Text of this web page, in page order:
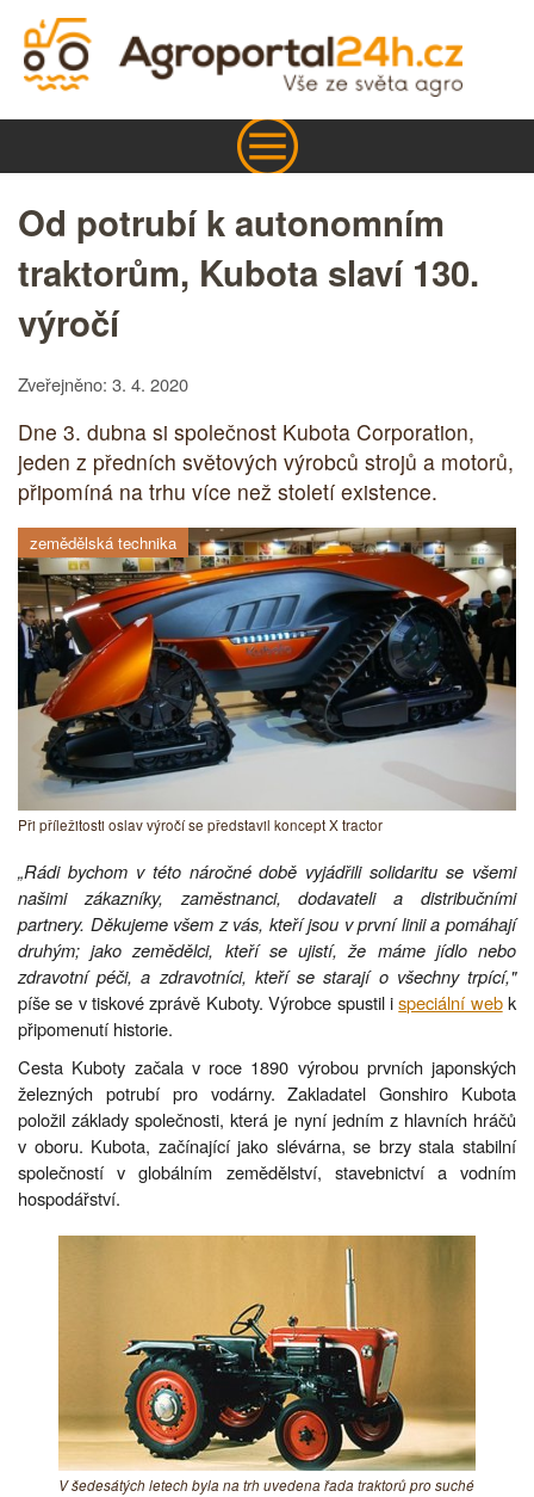
Od potrubí k autonomním
traktorům, Kubota slaví 130.
výročí
Zveřejněno: 3. 4. 2020
Dne 3. dubna si společnost Kubota Corporation,
jeden z předních světových výrobců strojů a motorů,
připomíná na trhu více než století existence.
zemědělská technika
Při příležitosti oslav výročí se představil koncept X tractor
„Rádi bychom v této náročné době vyjádřili solidaritu se všemi
našimi zákazníky, zaměstnanci, dodavateli a distribučními
partnery. Děkujeme všem z vás, kteří jsou v první linii a pomáhají
druhým; jako zemědělci, kteří se ujistí, že máme jídlo nebo
zdravotní péči, a zdravotníci, kteří se starají o všechny trpící,"
píše se v tiskové zprávě Kuboty. Výrobce spustil ispeciální webk
připomenutí historie.
Cesta Kuboty začala v roce 1890 výrobou prvních japonských
železných potrubí pro vodárny. Zakladatel Gonshiro Kubota
položil základy společnosti, která je nyní jedním z hlavních hráčů
v oboru. Kubota, začínající jako slévárna, se brzy stala stabilní
společností v globálním zemědělství, stavebnictví a vodním
hospodářství.
V šedesátých letech byla na trh uvedena řada traktorů pro suché